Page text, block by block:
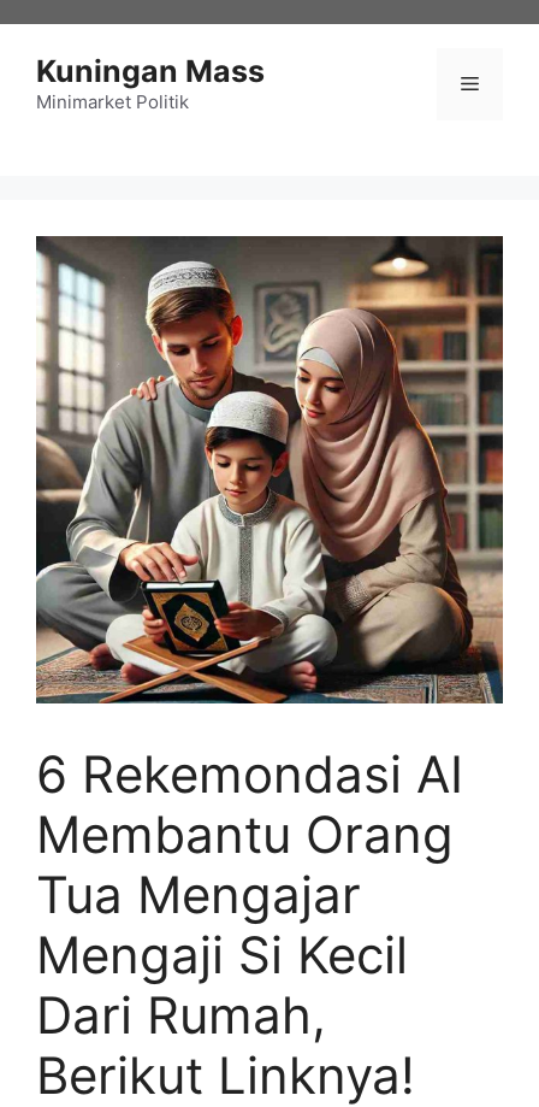
Kuningan Mass
Minimarket Politik
Menu
6 Rekemondasi AI
Membantu Orang
Tua Mengajar
Mengaji Si Kecil
Dari Rumah,
Berikut Linknya!